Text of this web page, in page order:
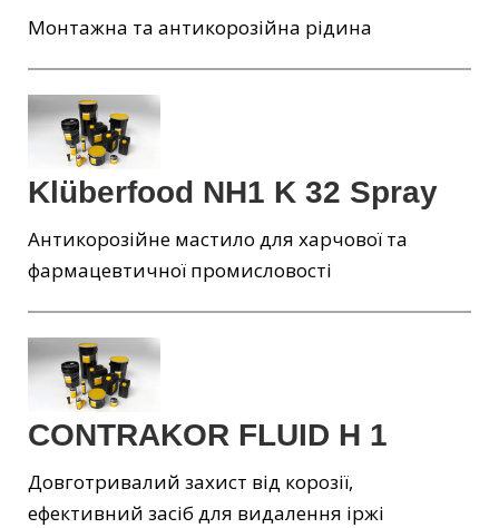
Монтажна та антикорозійна рідина
Klüberfood NH1 K 32 Spray
Антикорозійне мастило для харчової та
фармацевтичної промисловості
CONTRAKOR FLUID H 1
Довготривалий захист від корозії,
ефективний засіб для видалення іржі